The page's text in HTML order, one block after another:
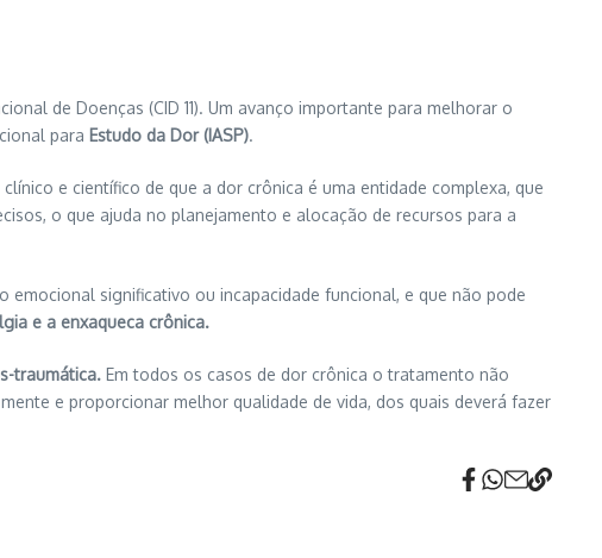
de Doenças (CID 11). Um avanço importante para melhorar o
para Estudo da Dor (IASP).
e científico de que a dor crônica é uma entidade complexa, que
o que ajuda no planejamento e alocação de recursos para a
significativo ou incapacidade funcional, e que não pode
e a enxaqueca crônica.
traumática. Em todos os casos de dor crônica o tratamento não
e proporcionar melhor qualidade de vida, dos quais deverá fazer